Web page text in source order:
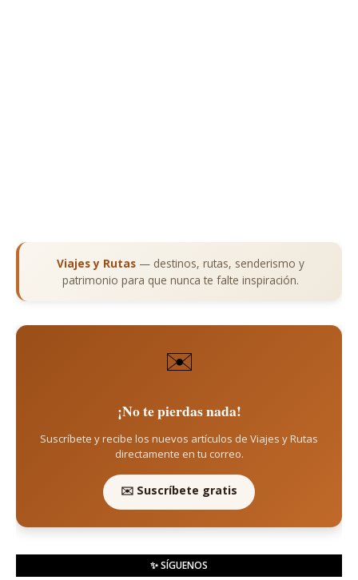
Viajes y Rutas — destinos, rutas, senderismo y
patrimonio para que nunca te falte inspiración.
✉️
¡No te pierdas nada!
Suscríbete y recibe los nuevos artículos de Viajes y Rutas
directamente en tu correo.
✉️ Suscríbete gratis
✨ SÍGUENOS